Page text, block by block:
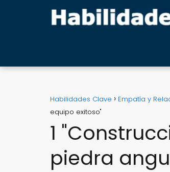
Habilidades Clave Empatía y
equipo exitoso"
1
piedra